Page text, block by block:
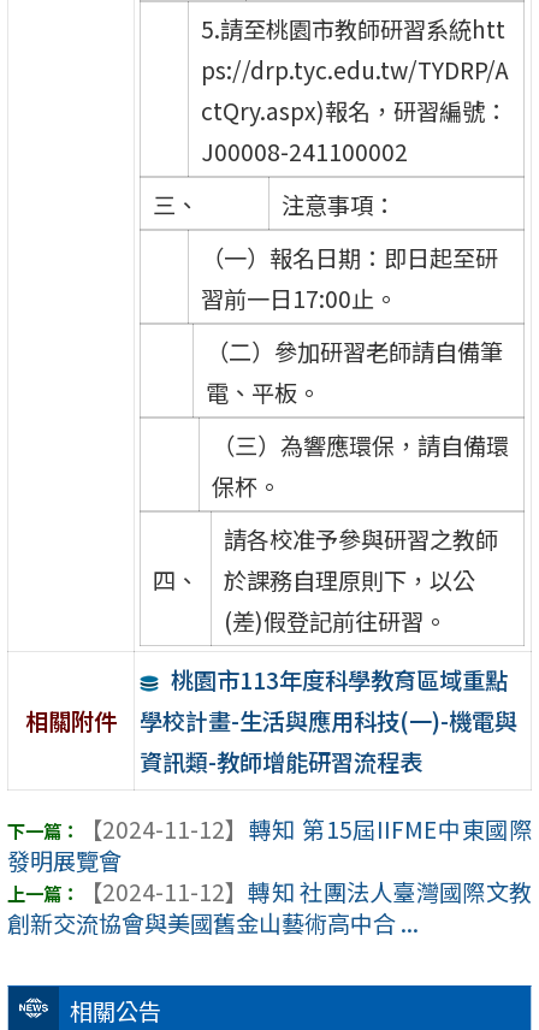
相關公告
5.請至桃園市教師研習系統htt
ps://drp.tyc.edu.tw/TYDRP/A
ctQry.aspx)報名，研習編號：
J00008-241100002
三、
注意事項：
（一）報名日期：即日起至研
習前一日17:00止。
（二）參加研習老師請自備筆
電、平板。
（三）為響應環保，請自備環
保杯。
四、
請各校准予參與研習之教師
於課務自理原則下，以公
(差)假登記前往研習。
相關附件
桃園市113年度科學教育區域重點
學校計畫-生活與應用科技(一)-機電與
資訊類-教師增能研習流程表
【2024-11-12】 轉知 第15屆IIFME中東國際
發明展覽會
【2024-11-12】 轉知 社團法人臺灣國際文教
創新交流協會與美國舊金山藝術高中合 ...